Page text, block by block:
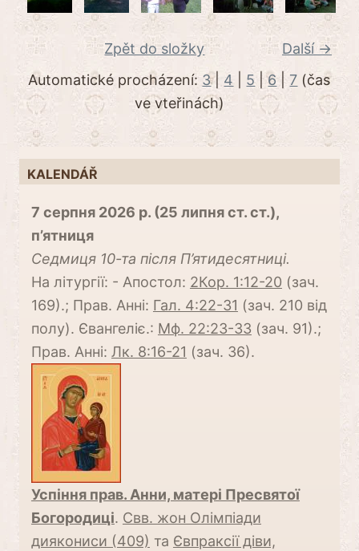
Další →
Zpět do složky
Automatické procházení: 3| 4 5 |6| 7 (čas
ve vteřinách)
KALENDÁŘ
7 серпня 2026 р. (25 липня ст. ст.),
п’ятниця
Cедмиця 10-та після П’ятидесятниці.
На літургії: - Апостол: 2Кор. 1:12-20 (зач.
169).; Прав. Анні: Гал. 4:22-31 (зач. 210 від
полу). Євангеліє.: Мф. 22:23-33 (зач. 91).;
Прав. Анні: Лк. 8:16-21 (зач. 36).
Успіння прав. Анни, матері Пресвятої
Богородиці. Свв. жон Олімпіади
диякониси (409) та Євпраксії діви,